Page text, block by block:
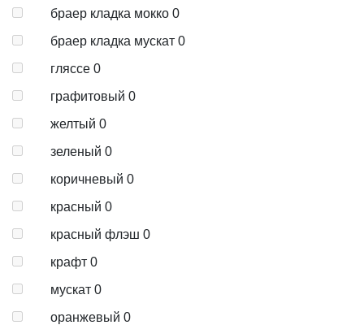
браер кладка мокко 0
браер кладка мускат 0
гляссе 0
графитовый 0
желтый 0
зеленый 0
коричневый 0
красный 0
красный флэш 0
крафт 0
мускат 0
оранжевый 0